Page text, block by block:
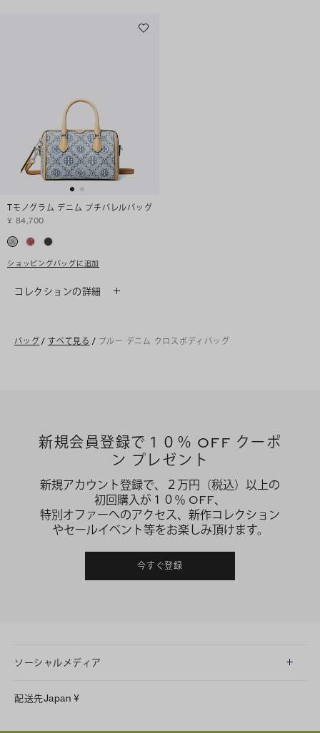
Tモノグラム デニム プチバレルバッグ
¥ 84,700
ショッピングバッグに追加
コレクションの詳細
バッグ / すべて見る / ブルー デニム クロスボディバッグ
新規会員登録で１０％ OFF クーポ
ン プレゼント
新規アカウント登録で、２万円（税込）以上の
初回購入が１０％ OFF、
特別オファーへのアクセス、新作コレクション
やセールイベント等をお楽しみ頂けます。
今すぐ登録
ソーシャルメディア
配送先Japan ¥